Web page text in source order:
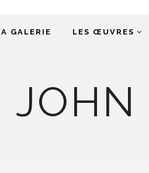
GALERIE LES ŒUVRES
JOHN